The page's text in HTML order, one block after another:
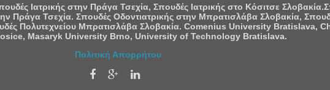
Ιατρικής στην Πράγα Τσεχία, Σπουδές Ιατρικής στο Κόσιτσε
Πράγα Τσεχία. Σπουδές Οδοντιατρικής στην Μπρατισλάβα Σλοβακία,
Πολυτεχνείου Μπρατισλάβα Σλοβακία. Comenius University Bratislava,
Masaryk University Brno, University of Technology Bratislava.
Πολιτική Απορρήτου